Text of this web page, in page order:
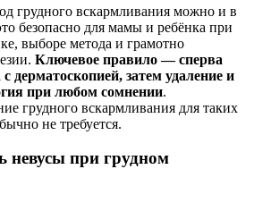
грудного вскармливания можно и в
безопасно для мамы и ребёнка при
выборе метода и грамотно
Ключевое правило — сперва
дерматоскопией, затем удаление и
при любом сомнении.
грудного вскармливания для таких
не требуется.
невусы при грудном